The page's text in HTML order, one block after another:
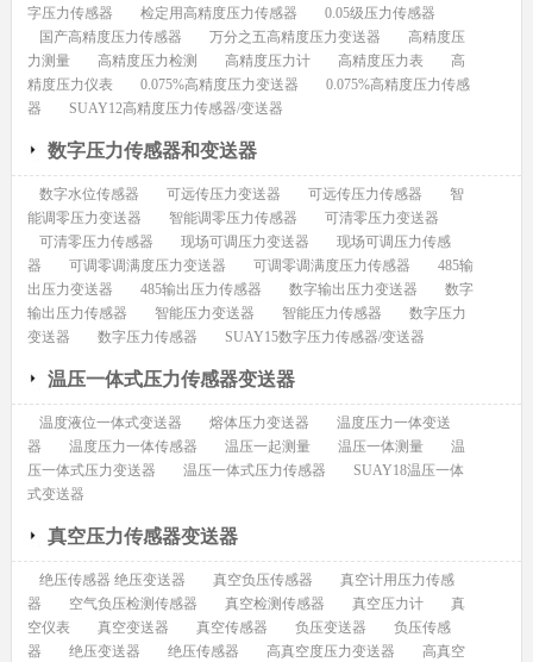
字压力传感器
检定用高精度压力传感器
0.05级压力传感器
国产高精度压力传感器
万分之五高精度压力变送器
高精度压
力测量
高精度压力检测 高精度压力计 高精度压力表
高
精度压力仪表
0.075%高精度压力变送器
0.075%高精度压力传感
器
SUAY12高精度压力传感器/变送器
数字压力传感器和变送器
数字水位传感器 可远传压力变送器 可远传压力传感器
智
能调零压力变送器
智能调零压力传感器
可清零压力变送器
可清零压力传感器
现场可调压力变送器
现场可调压力传感
器
可调零调满度压力变送器 可调零调满度压力传感器
485输
出压力变送器
485输出压力传感器 数字输出压力变送器
数字
输出压力传感器
智能压力变送器 智能压力传感器
数字压力
变送器
数字压力传感器 SUAY15数字压力传感器/变送器
温压一体式压力传感器变送器
温度液位一体式变送器 熔体压力变送器
温度压力一体变送
器
温度压力一体传感器 温压一起测量 温压一体测量
温
压一体式压力变送器
温压一体式压力传感器
SUAY18温压一体
式变送器
真空压力传感器变送器
绝压传感器 绝压变送器 真空负压传感器
真空计用压力传感
器
空气负压检测传感器 真空检测传感器 真空压力计
真
空仪表
真空变送器 真空传感器 负压变送器
负压传感
器
绝压变送器 绝压传感器 高真空度压力变送器
高真空